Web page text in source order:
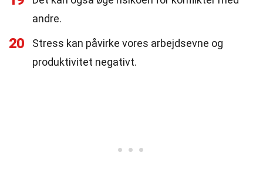
andre.
20
Stress kan påvirke vores arbejdsevne og
produktivitet negativt.